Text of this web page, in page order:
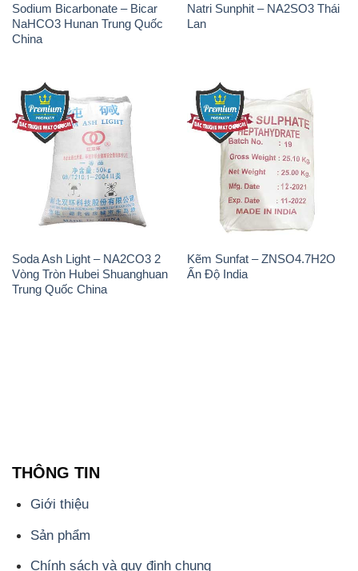
Sodium Bicarbonate – Bicar
NaHCO3 Hunan Trung Quốc
China
Natri Sunphit – NA2SO3 Thái
Lan
Soda Ash Light – NA2CO3 2
Vòng Tròn Hubei Shuanghuan
Trung Quốc China
Kẽm Sunfat – ZNSO4.7H2O
Ấn Độ India
THÔNG TIN
Giới thiệu
Sản phẩm
Chính sách và quy định chung